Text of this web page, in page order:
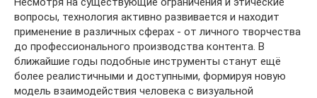
вопросы, технология активно развивается и находит
применение в различных сферах - от личного творчества
до профессионального производства контента. В
ближайшие годы подобные инструменты станут ещё
более реалистичными и доступными, формируя новую
модель взаимодействия человека с визуальной